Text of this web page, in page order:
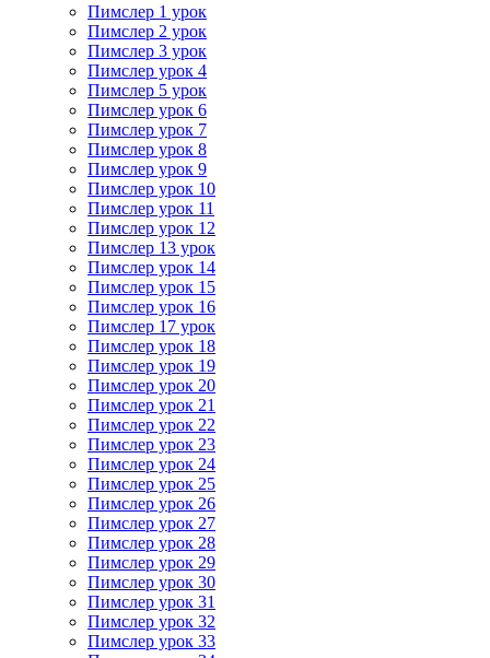
Пимслер 1 урок
Пимслер 2 урок
Пимслер 3 урок
Пимслер урок 4
Пимслер 5 урок
Пимслер урок 6
Пимслер урок 7
Пимслер урок 8
Пимслер урок 9
Пимслер урок 10
Пимслер урок 11
Пимслер урок 12
Пимслер 13 урок
Пимслер урок 14
Пимслер урок 15
Пимслер урок 16
Пимслер 17 урок
Пимслер урок 18
Пимслер урок 19
Пимслер урок 20
Пимслер урок 21
Пимслер урок 22
Пимслер урок 23
Пимслер урок 24
Пимслер урок 25
Пимслер урок 26
Пимслер урок 27
Пимслер урок 28
Пимслер урок 29
Пимслер урок 30
Пимслер урок 31
Пимслер урок 32
Пимслер урок 33